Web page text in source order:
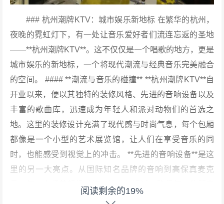
### 杭州潮牌KTV：城市娱乐新地标 在繁华的杭州，
夜晚的霓虹灯下，有一处让音乐爱好者们流连忘返的圣地
——**杭州潮牌KTV**。这不仅仅是一个唱歌的地方，更是
城市娱乐的新地标，一个将现代潮流与经典音乐完美融合
的空间。 #### **潮流与音乐的碰撞** **杭州潮牌KTV**自
开业以来，便以其独特的装修风格、先进的音响设备以及
丰富的歌曲库，迅速成为年轻人和派对动物们的首选之
地。这里的装修设计充满了现代感与时尚气息，每个包厢
都像是一个小型的艺术展览馆，让人们在享受音乐的同
时，也能感受到视觉上的冲击。 **先进的音响设备**是这
里的另一大亮点。从国际知名品牌的音响到高保真麦克
风，每一个细节都经过精心挑选与调试，确保每一位顾客
都能在这里体验到最纯粹的音乐享受。无论是流行音乐、
阅读剩余的19%